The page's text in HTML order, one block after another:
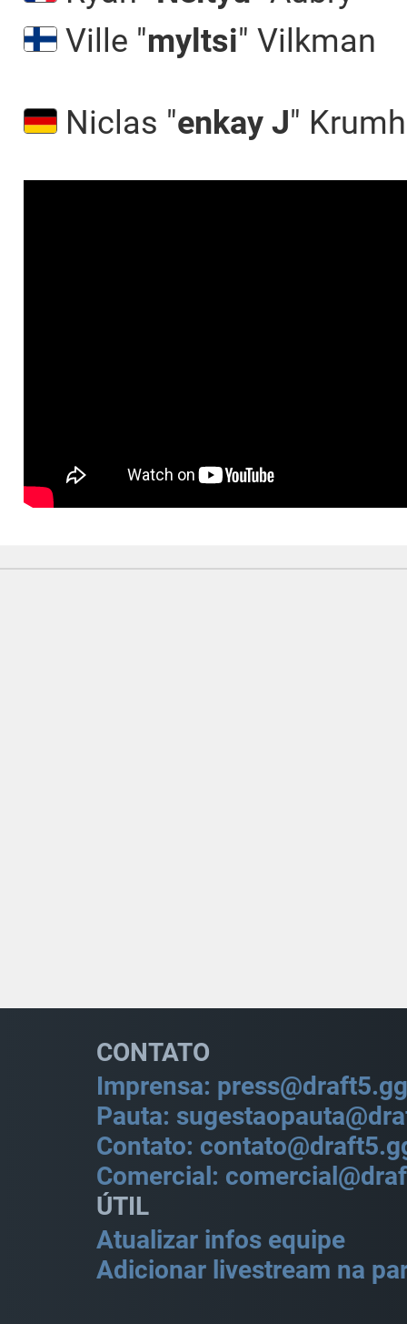
Ville "⁠myltsi⁠" Vilkman
Niclas "⁠enkay J⁠"
CONTATO
Imprensa: press@draft5.gg
Pauta:
Contato:
Comercial:
ÚTIL
Atualizar infos equipe
Adicionar livestream na